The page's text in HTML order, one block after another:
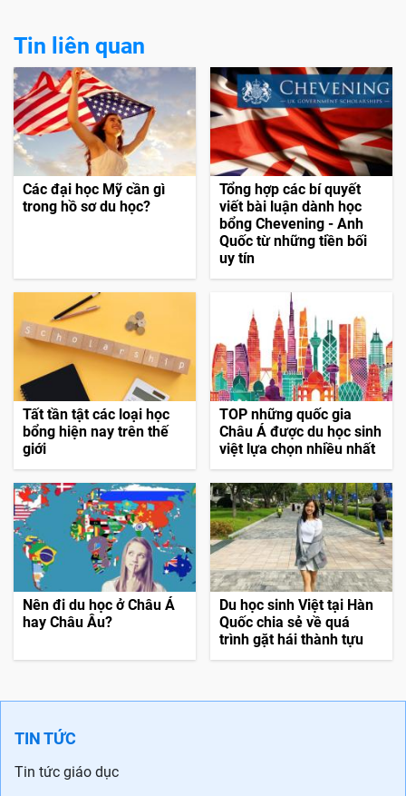
Tin liên quan
Các đại học Mỹ cần gì
trong hồ sơ du học?
Tổng hợp các bí quyết
viết bài luận dành học
bổng Chevening - Anh
Quốc từ những tiền bối
uy tín
Tất tần tật các loại học
bổng hiện nay trên thế
giới
TOP những quốc gia
Châu Á được du học sinh
việt lựa chọn nhiều nhất
Nên đi du học ở Châu Á
hay Châu Âu?
Du học sinh Việt tại Hàn
Quốc chia sẻ về quá
trình gặt hái thành tựu
TIN TỨC
Tin tức giáo dục